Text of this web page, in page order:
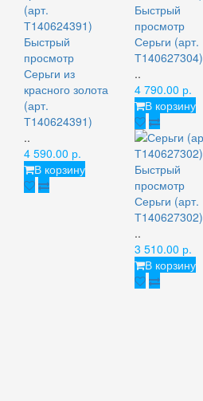
Быстрый
просмотр
Серьги из
красного золота
(арт.
Т140624391)
..
4 590.00 р.
В корзину
Быстрый
просмотр
Серьги (арт.
Т140627304)
..
4 790.00 р.
В корзину
Быстрый
просмотр
Серьги (арт.
Т140627302)
..
3 510.00 р.
В корзину